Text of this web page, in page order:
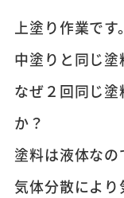
上塗り作業です。
中塗りと同じ塗
なぜ２回同じ
か？
塗料は液体な
気体分散により